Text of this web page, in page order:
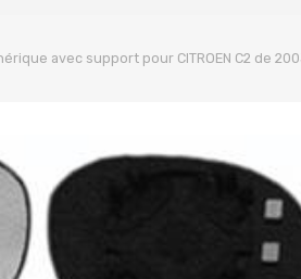
avec support pour CITROEN C2 de